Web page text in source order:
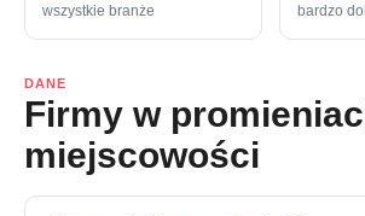
wszystkie branże bardzo
DANE
Firmy w
miejscowości